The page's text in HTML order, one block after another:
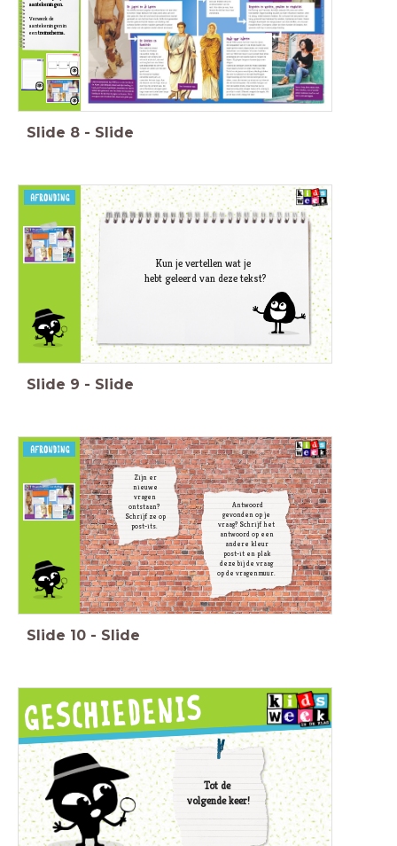
aantekeningen.
Verwerk de
aantekeningen in
eentreinschema.
maken van hun kleding?
Welke uitvinding heeft ervoor gezorgd dat mode voor iedereen
betaalbaar werd? Waarom werd mode hierdoor betaalbaarder?
Waarom werd tijdens oorlogen de kleding soberder? Leg je
antwoord uit.
Wat was het verschil tussen de tijd van dejagers en de boerenen
demiddeleeuwen als je kijkt naar de functiedie kleding had?
Markeer de antwoorden in de tekst.
Slide 8 - Slide
Kun je vertellen wat je
hebt geleerd van deze tekst?
Slide 9 - Slide
Antwoord
gevonden op je
vraag? Schrijf het
antwoord op een
andere kleur
post-it en plak
deze bij de vraag
op de vragenmuur.
Zijn er
nieuwe
vragen
ontstaan?
Schrijf ze op
post-its.
Slide 10 - Slide
Tot de
volgende keer!